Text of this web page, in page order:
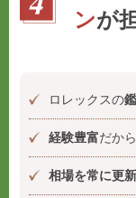
ンが
ロレックスの
経験豊富だか
相場を常に更新